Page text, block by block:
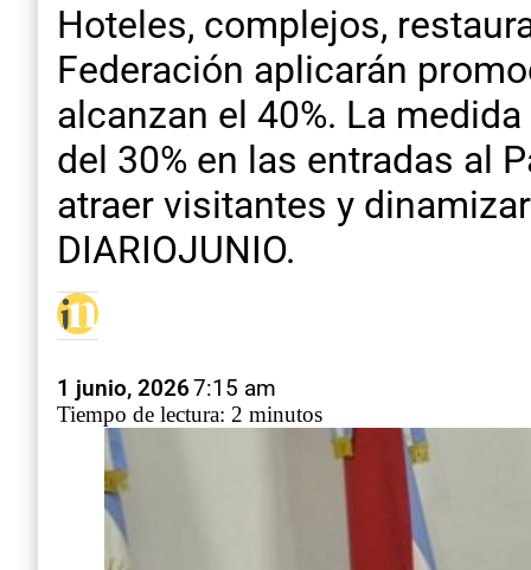
Hoteles, complejos,
Federación aplicarán
alcanzan el 40%. La
del 30% en las entradas al
atraer visitantes y
DIARIOJUNIO.
1 junio, 20267:15 am
Tiempo de lectura: 2 minutos